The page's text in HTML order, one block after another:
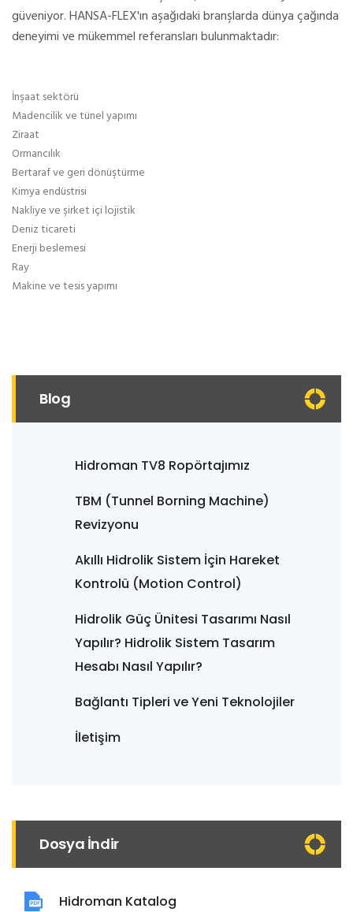
güveniyor. HANSA-FLEX'ın aşağıdaki branşlarda dünya çağında
deneyimi ve mükemmel referansları bulunmaktadır:
İnşaat sektörü
Madencilik ve tünel yapımı
Ziraat
Ormancılık
Bertaraf ve geri dönüştürme
Kimya endüstrisi
Nakliye ve şirket içi lojistik
Deniz ticareti
Enerji beslemesi
Ray
Makine ve tesis yapımı
Blog
Hidroman TV8 Ropörtajımız
TBM (Tunnel Borning Machine)
Revizyonu
Akıllı Hidrolik Sistem İçin Hareket
Kontrolü (Motion Control)
Hidrolik Güç Ünitesi Tasarımı Nasıl
Yapılır? Hidrolik Sistem Tasarım
Hesabı Nasıl Yapılır?
Bağlantı Tipleri ve Yeni Teknolojiler
İletişim
Dosya İndir
Hidroman Katalog